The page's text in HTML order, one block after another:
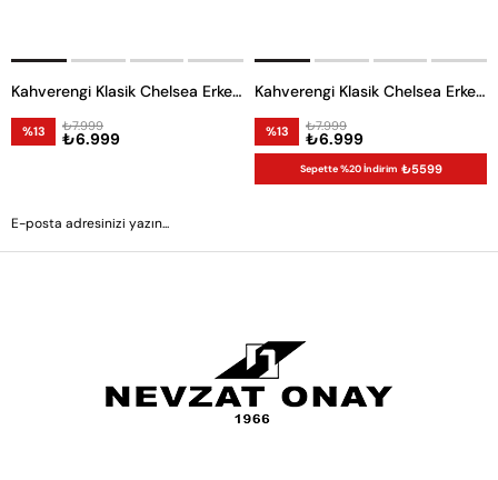
Kahverengi Klasik Chelsea Erkek Bot
%13 ₺6.999
₺7.999
Kahverengi Klasik Chelsea Erkek Bot
%13 ₺6.999
₺7.999
Sepette %20 İndirim ₺5599